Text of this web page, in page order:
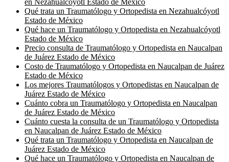
Qué trata un Traumatólogo y Ortopedista en Nezahualcóyotl
Estado de México
Qué hace un Traumatólogo y Ortopedista en Nezahualcóyotl
Estado de México
Precio consulta de Traumatólogo y Ortopedista en Naucalpan
de Juárez Estado de México
Costo de Traumatólogo y Ortopedista en Naucalpan de Juárez
Estado de México
Los mejores Traumatólogos y Ortopedistas en Naucalpan de
Juárez Estado de México
Cuánto cobra un Traumatólogo y Ortopedista en Naucalpan
de Juárez Estado de México
Cuánto cuesta la consulta de un Traumatólogo y Ortopedista
en Naucalpan de Juárez Estado de México
Qué trata un Traumatólogo y Ortopedista en Naucalpan de
Juárez Estado de México
Qué hace un Traumatólogo y Ortopedista en Naucalpan de